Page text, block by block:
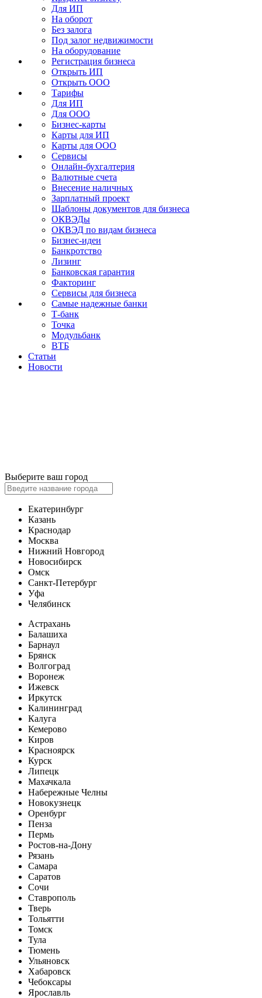
Для ИП
На оборот
Без залога
Под залог недвижимости
На оборудование
Регистрация бизнеса
Открыть ИП
Открыть ООО
Тарифы
Для ИП
Для ООО
Бизнес-карты
Карты для ИП
Карты для ООО
Сервисы
Онлайн-бухгалтерия
Валютные счета
Внесение наличных
Зарплатный проект
Шаблоны документов для бизнеса
ОКВЭДы
ОКВЭД по видам бизнеса
Бизнес-идеи
Банкротство
Лизинг
Банковская гарантия
Факторинг
Сервисы для бизнеса
Самые надежные банки
Т-банк
Точка
Модульбанк
ВТБ
Статьи
Новости
Выберите ваш город
Екатеринбург
Казань
Краснодар
Москва
Нижний Новгород
Новосибирск
Омск
Санкт-Петербург
Уфа
Челябинск
Астрахань
Балашиха
Барнаул
Брянск
Волгоград
Воронеж
Ижевск
Иркутск
Калининград
Калуга
Кемерово
Киров
Красноярск
Курск
Липецк
Махачкала
Набережные Челны
Новокузнецк
Оренбург
Пенза
Пермь
Ростов-на-Дону
Рязань
Самара
Саратов
Сочи
Ставрополь
Тверь
Тольятти
Томск
Тула
Тюмень
Ульяновск
Хабаровск
Чебоксары
Ярославль